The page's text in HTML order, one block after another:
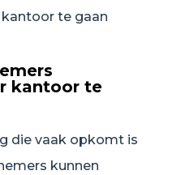
te gaan
kantoor te
die vaak opkomt is
kunnen